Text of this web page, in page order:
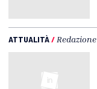
ATTUALITÀ/ Redazione